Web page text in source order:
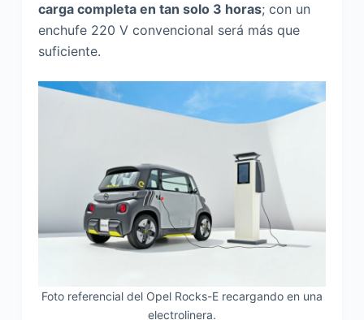
carga completa en tan solo 3 horas; con un
enchufe 220 V convencional será más que
suficiente.
Foto referencial del Opel Rocks-E recargando en una
electrolinera.